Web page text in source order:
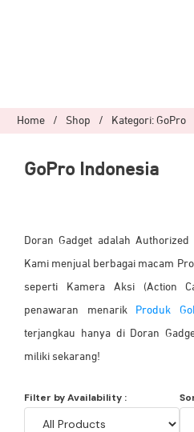
Home / Shop / Kategori: GoPro
GoPro Indonesia
Doran Gadget adalah
Kami menjual berbagai macam
seperti Kamera Aksi (Action
penawaran menarik Produk
terjangkau hanya di Doran
miliki sekarang!
Filter by Availability :